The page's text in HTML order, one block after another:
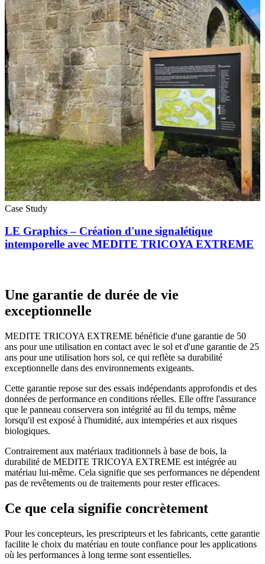
Case Study
LE Graphics – Création d'une signalétique
intemporelle avec MEDITE TRICOYA EXTREME
Une garantie de durée de vie
exceptionnelle
MEDITE TRICOYA EXTREME bénéficie d'une garantie de 50
ans pour une utilisation en contact avec le sol et d'une garantie de 25
ans pour une utilisation hors sol, ce qui reflète sa durabilité
exceptionnelle dans des environnements exigeants.
Cette garantie repose sur des essais indépendants approfondis et des
données de performance en conditions réelles. Elle offre l'assurance
que le panneau conservera son intégrité au fil du temps, même
lorsqu'il est exposé à l'humidité, aux intempéries et aux risques
biologiques.
Contrairement aux matériaux traditionnels à base de bois, la
durabilité de MEDITE TRICOYA EXTREME est intégrée au
matériau lui-même. Cela signifie que ses performances ne dépendent
pas de revêtements ou de traitements pour rester efficaces.
Ce que cela signifie concrètement
Pour les concepteurs, les prescripteurs et les fabricants, cette garantie
facilite le choix du matériau en toute confiance pour les applications
où les performances à long terme sont essentielles.